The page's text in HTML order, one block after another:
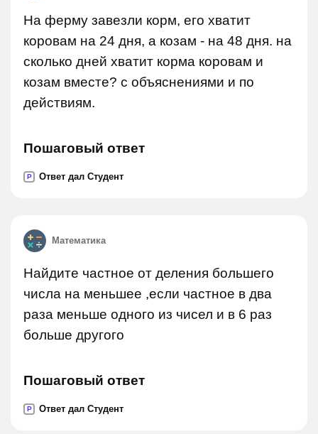
На ферму завезли корм, его хватит
коровам на 24 дня, а козам - на 48 дня. на
сколько дней хватит корма коровам и
козам вместе? с объяснениями и по
действиям.
Пошаговый ответ
P Ответ дал Студент
Математика
Найдите частное от деления большего
числа на меньшее ,если частное в два
раза меньше одного из чисел и в 6 раз
больше другого
Пошаговый ответ
P Ответ дал Студент